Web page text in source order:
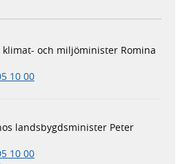
klimat- och miljöminister Romina
10 00
landsbygdsminister Peter
10 00